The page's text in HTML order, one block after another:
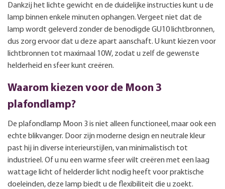
Dankzij het lichte gewicht en de duidelijke instructies kunt u de
lamp binnen enkele minuten ophangen. Vergeet niet dat de
lamp wordt geleverd zonder de benodigde GU10 lichtbronnen,
dus zorg ervoor dat u deze apart aanschaft. U kunt kiezen voor
lichtbronnen tot maximaal 10W, zodat u zelf de gewenste
helderheid en sfeer kunt creëren.
Waarom kiezen voor de Moon 3
plafondlamp?
De plafondlamp Moon 3 is niet alleen functioneel, maar ook een
echte blikvanger. Door zijn moderne design en neutrale kleur
past hij in diverse interieurstijlen, van minimalistisch tot
industrieel. Of u nu een warme sfeer wilt creëren met een laag
wattage licht of helderder licht nodig heeft voor praktische
doeleinden, deze lamp biedt u de flexibiliteit die u zoekt.